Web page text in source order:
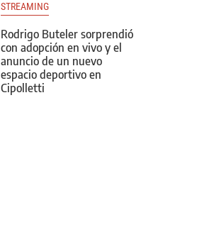
STREAMING
Rodrigo Buteler sorprendió
con adopción en vivo y el
anuncio de un nuevo
espacio deportivo en
Cipolletti